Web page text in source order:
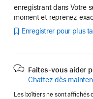
enregistrant dans Votre
moment et reprenez
Enregistrer pour plus
Faites-vous aider
Chattez dès
Les boîtiers ne sont affichés